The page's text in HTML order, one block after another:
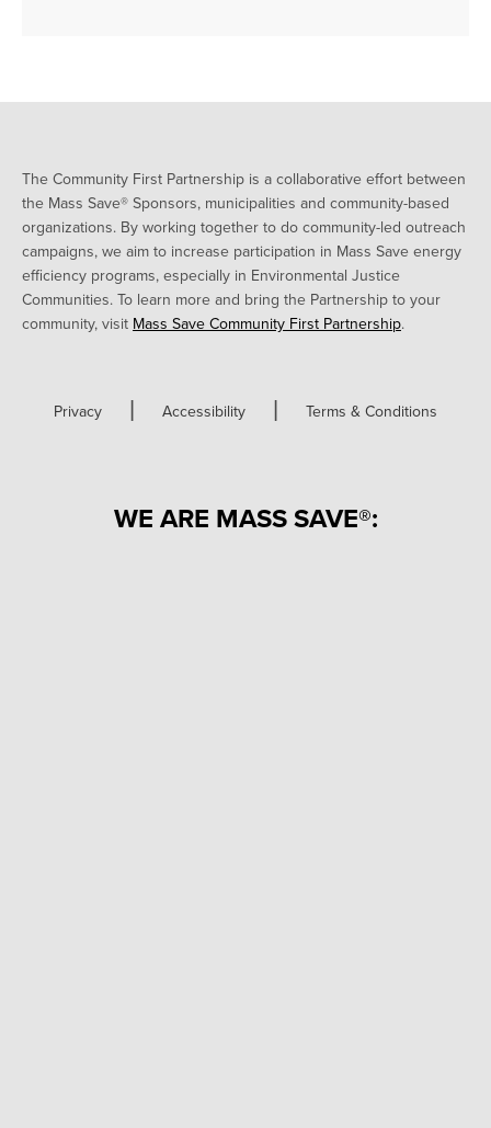
The Community First Partnership is a collaborative effort between
the Mass Save® Sponsors, municipalities and community-based
organizations. By working together to do community-led outreach
campaigns, we aim to increase participation in Mass Save energy
efficiency programs, especially in Environmental Justice
Communities. To learn more and bring the Partnership to your
community, visit Mass Save Community First Partnership.
Privacy Accessibility Terms & Conditions
WE ARE MASS SAVE®: